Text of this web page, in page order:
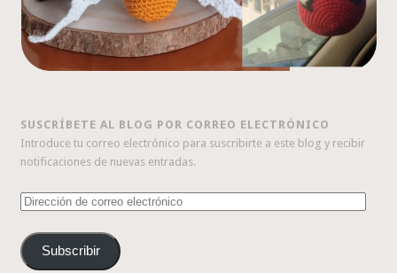
SUSCRÍBETE AL BLOG POR CORREO ELECTRÓNICO
Introduce tu correo electrónico para suscribirte a este blog y recibir
notificaciones de nuevas entradas.
Dirección
correo
electrónico
Subscribir